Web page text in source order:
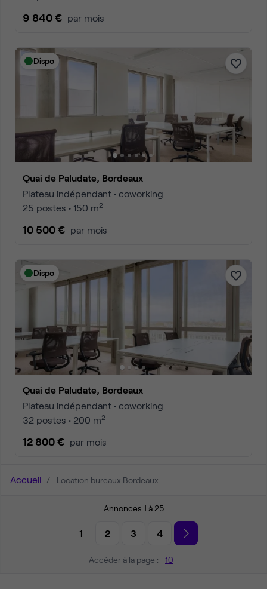
9 840 € par mois
Dispo
Quai de Paludate, Bordeaux
Plateau indépendant • coworking
25 postes • 150 m2
10 500 € par mois
Dispo
Quai de Paludate, Bordeaux
Plateau indépendant • coworking
32 postes • 200 m2
12 800 € par mois
Accueil Location bureaux Bordeaux
Annonces 1 à 25
1 2 3 4
Accéder à la page : 10